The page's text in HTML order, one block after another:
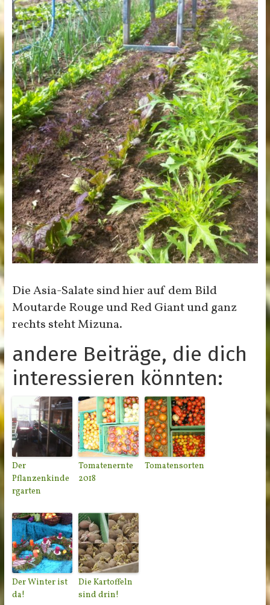
Die Asia-Salate sind hier auf dem Bild
Moutarde Rouge und Red Giant und ganz
rechts steht Mizuna.
andere Beiträge, die dich
interessieren könnten:
Der
Pflanzenkinde
rgarten
Tomatenernte
2018
Tomatensorten
Der Winter ist
da!
Die Kartoffeln
sind drin!